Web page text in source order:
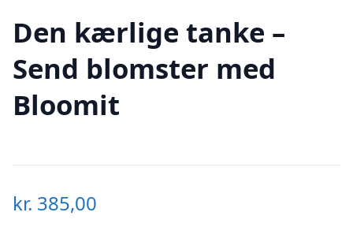
Den kærlige tanke –
Send blomster med
Bloomit
kr. 385,00